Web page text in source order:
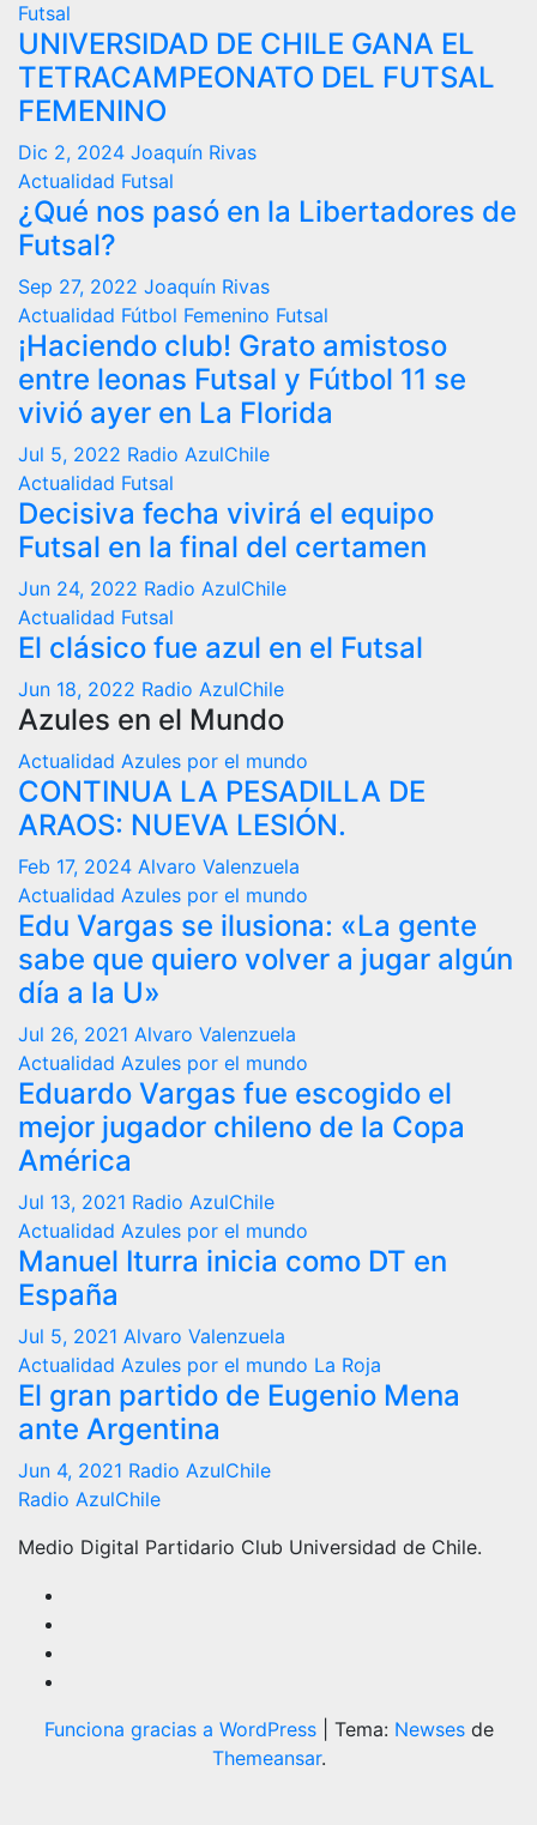
Futsal
UNIVERSIDAD DE CHILE GANA EL
TETRACAMPEONATO DEL FUTSAL
FEMENINO
Dic 2, 2024 Joaquín Rivas
Actualidad Futsal
¿Qué nos pasó en la Libertadores de
Futsal?
Sep 27, 2022 Joaquín Rivas
Actualidad Fútbol Femenino Futsal
¡Haciendo club! Grato amistoso
entre leonas Futsal y Fútbol 11 se
vivió ayer en La Florida
Jul 5, 2022 Radio AzulChile
Actualidad Futsal
Decisiva fecha vivirá el equipo
Futsal en la final del certamen
Jun 24, 2022 Radio AzulChile
Actualidad Futsal
El clásico fue azul en el Futsal
Jun 18, 2022 Radio AzulChile
Azules en el Mundo
Actualidad Azules por el mundo
CONTINUA LA PESADILLA DE
ARAOS: NUEVA LESIÓN.
Feb 17, 2024 Alvaro Valenzuela
Actualidad Azules por el mundo
Edu Vargas se ilusiona: «La gente
sabe que quiero volver a jugar algún
día a la U»
Jul 26, 2021 Alvaro Valenzuela
Actualidad Azules por el mundo
Eduardo Vargas fue escogido el
mejor jugador chileno de la Copa
América
Jul 13, 2021 Radio AzulChile
Actualidad Azules por el mundo
Manuel Iturra inicia como DT en
España
Jul 5, 2021 Alvaro Valenzuela
Actualidad Azules por el mundo La Roja
El gran partido de Eugenio Mena
ante Argentina
Jun 4, 2021 Radio AzulChile
Radio AzulChile
Medio Digital Partidario Club Universidad de Chile.
Funciona gracias a WordPress Tema: Newsesde
Themeansar.